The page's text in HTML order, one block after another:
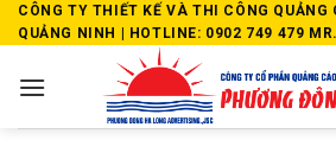
Skip
to
CÔNG TY THIẾT KẾ VÀ THI CÔNG QUẢNG
QUẢNG NINH | HOTLINE: 0902 749 479